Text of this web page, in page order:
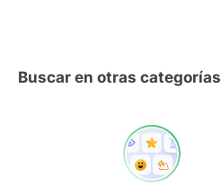
Buscar en otras categorías